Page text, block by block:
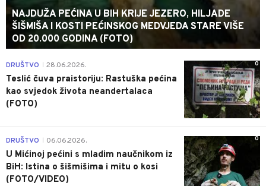
NAJDUŽA PEĆINA U BIH KRIJE JEZERO, HILJADE
ŠIŠMIŠA I KOSTI PEĆINSKOG MEDVJEDA STARE VIŠE
OD 20.000 GODINA (FOTO)
0
DRUŠTVO 28.06.2026.
Teslić čuva praistoriju: Rastuška pećina
kao svjedok života neandertalaca
(FOTO)
0
DRUŠTVO 06.06.2026.
U Mićinoj pećini s mladim naučnikom iz
BiH: Istina o šišmišima i mitu o kosi
(FOTO/VIDEO)